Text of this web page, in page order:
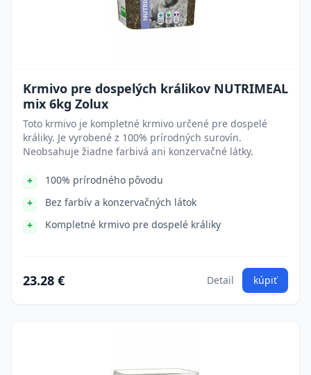
Krmivo pre dospelých králikov NUTRIMEAL
mix 6kg Zolux
Toto krmivo je kompletné krmivo určené pre dospelé
králiky. Je vyrobené z 100% prírodných surovín.
Neobsahuje žiadne farbivá ani konzervačné látky.
100% prírodného pôvodu
Bez farbív a konzervačných látok
Kompletné krmivo pre dospelé králiky
23.28 € Detail kúpiť